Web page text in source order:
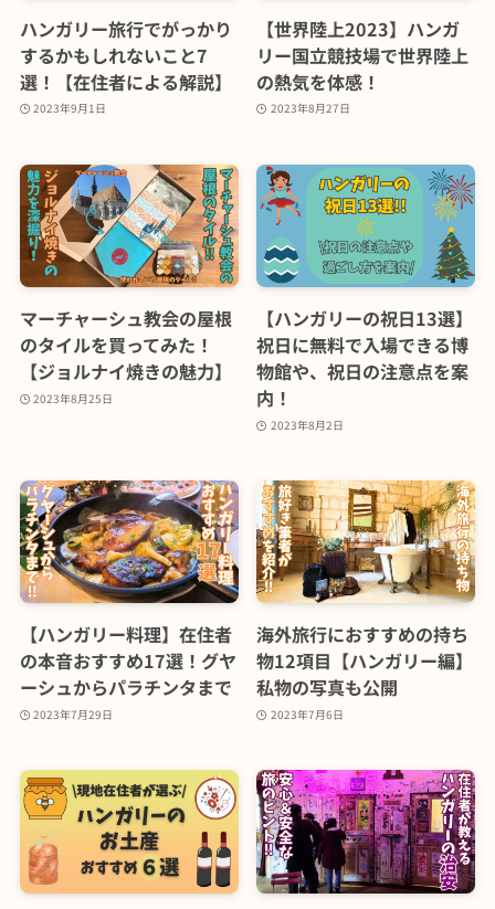
ハンガリー旅行でがっかり
するかもしれないこと7
選！【在住者による解説】
2023年9月1日
【世界陸上2023】ハンガ
リー国立競技場で世界陸上
の熱気を体感！
2023年8月27日
マーチャーシュ教会の屋根
のタイルを買ってみた！
【ジョルナイ焼きの魅力】
2023年8月25日
【ハンガリーの祝日13選】
祝日に無料で入場できる博
物館や、祝日の注意点を案
内！
2023年8月2日
【ハンガリー料理】在住者
の本音おすすめ17選！グヤ
ーシュからパラチンタまで
2023年7月29日
海外旅行におすすめの持ち
物12項目【ハンガリー編】
私物の写真も公開
2023年7月6日